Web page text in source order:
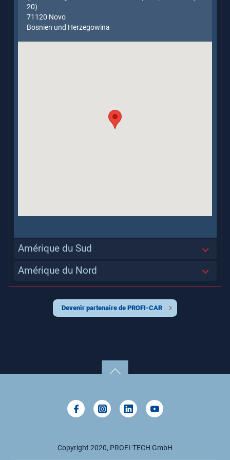
TAÏWAN, PROVINCE DE CHINE
TURQUIE YÉMEN
20)
71120 Novo
Bosnien und Herzegowina
Amérique du Sud
BOLIVIE, ÉTAT PLURINATIONAL DE
Amérique du Nord
Devenir partenaire de PROFI-CAR
Copyright 2020, PROFI-TECH GmbH